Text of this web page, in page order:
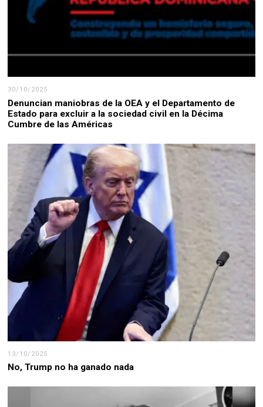
30/10/2025
Denuncian maniobras de la OEA y el Departamento de
Estado para excluir a la sociedad civil en la Décima
Cumbre de las Américas
13/10/2025
No, Trump no ha ganado nada